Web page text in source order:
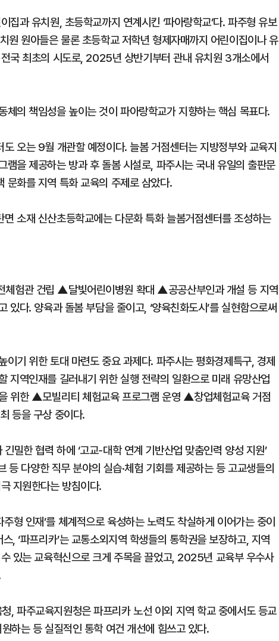
과 유치원, 초등학교까지 연계시킨 ‘파아랑학교’다. 파주형 유보
원 원아들은 물론 초등학교 저학년 형제자매까지 어린이집이나 유
국 최초의 시도로, 2025년 상반기부터 관내 유치원 3개소에서
의 책임성을 높이는 것이 파아랑학교가 지향하는 핵심 목표다.
오는 9월 개관할 예정이다. 늘봄 거점센터는 지방정부와 교육지
을 제공하는 방과 후 돌봄 시설로, 파주시는 국내 유일의 출판문
문화를 지역 특화 교육의 주제로 삼았다.
소재 신산초등학교에는 다문화 특화 늘봄거점센터를 조성하는
험관 건립 ▲달빛어린이병원 확대 ▲공공산부인과 개설 등 지역
있다. 양육과 돌봄 부담을 줄이고, ‘양육친화도시’를 실현함으로써
기 위한 토대 마련도 중요 과제다. 파주시는 평화경제특구, 경제
지역인재를 길러내기 위한 실행 전략의 일환으로 미래 유망산업
위한 ▲모빌리티 체험교육 프로그램 운영 ▲창업체험교육 거점
등을 구상 중이다.
밀한 협력 하에 ‘고교-대학 연계 기반산업 맞춤인력 양성 지원’
다양한 직무 분야의 실습·체험 기회를 제공하는 등 고교생들의
지원한다는 방침이다.
주형 인재’를 체계적으로 육성하는 노력도 착실하게 이어가는 중이
‘파프리카’는 교통소외지역 학생들의 통학권을 보장하고, 지역
있는 교육혁신으로 크게 주목을 끌었고, 2025년 교육부 우수사
, 파주교육지원청은 파프리카 노선 이외 지역 학교 중에서도 등교
하는 등 실질적인 통학 여건 개선에 힘쓰고 있다.